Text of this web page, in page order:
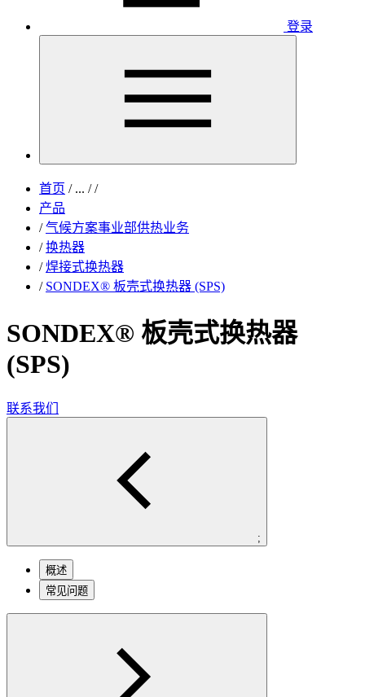
登录
首页 /... / /
产品
/ 气候方案事业部供热业务
/ 换热器
/ 焊接式换热器
/ SONDEX® 板壳式换热器 (SPS)
SONDEX® 板壳式换热器
(SPS)
联系我们
;
概述
常见问题